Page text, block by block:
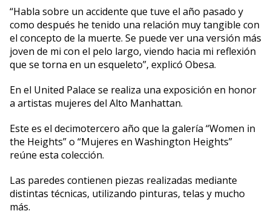
“Habla sobre un accidente que tuve el año pasado y
como después he tenido una relación muy tangible con
el concepto de la muerte. Se puede ver una versión más
joven de mi con el pelo largo, viendo hacia mi reflexión
que se torna en un esqueleto”, explicó Obesa.
En el United Palace se realiza una exposición en honor
a artistas mujeres del Alto Manhattan.
Este es el decimotercero año que la galería “Women in
the Heights” o “Mujeres en Washington Heights”
reúne esta colección.
Las paredes contienen piezas realizadas mediante
distintas técnicas, utilizando pinturas, telas y mucho
más.